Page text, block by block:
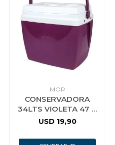
MOR
CONSERVADORA
34LTS VIOLETA 47 X
32 X 41
USD 19,90